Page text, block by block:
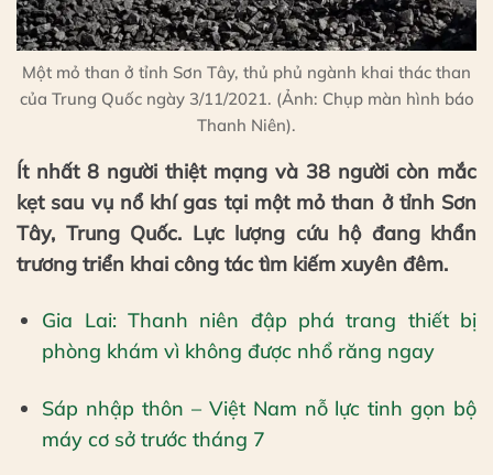
Một mỏ than ở tỉnh Sơn Tây, thủ phủ ngành khai thác than
của Trung Quốc ngày 3/11/2021. (Ảnh: Chụp màn hình báo
Thanh Niên).
Ít nhất 8 người thiệt mạng và 38 người còn mắc
kẹt sau vụ nổ khí gas tại một mỏ than ở tỉnh Sơn
Tây, Trung Quốc. Lực lượng cứu hộ đang khẩn
trương triển khai công tác tìm kiếm xuyên đêm.
Gia Lai: Thanh niên đập phá trang thiết bị
phòng khám vì không được nhổ răng ngay
Sáp nhập thôn – Việt Nam nỗ lực tinh gọn bộ
máy cơ sở trước tháng 7